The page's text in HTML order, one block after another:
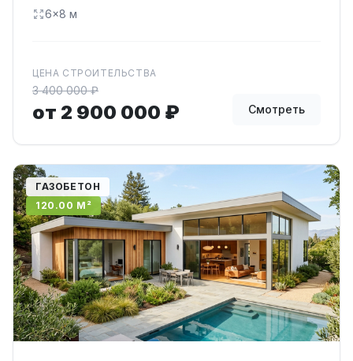
6×8 м
ЦЕНА СТРОИТЕЛЬСТВА
3 400 000 ₽
от 2 900 000 ₽ Смотреть
ГАЗОБЕТОН
120.00 М²